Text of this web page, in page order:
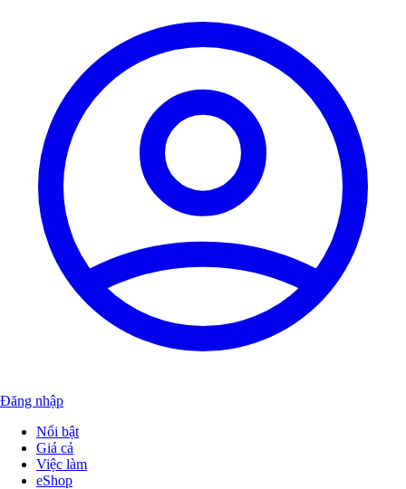
Đăng nhập
Nổi bật
Giá cả
Việc làm
eShop